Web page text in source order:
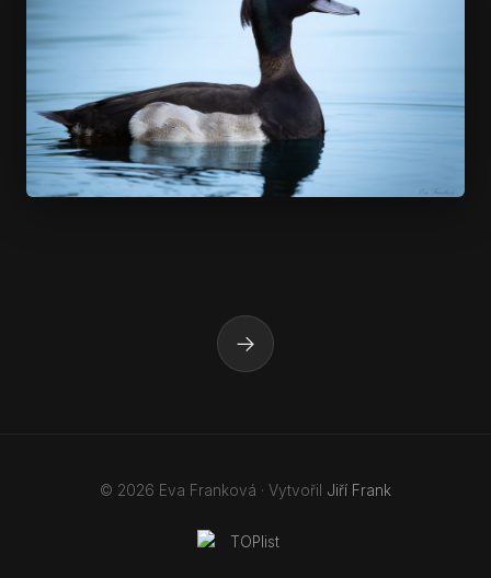
→
© 2026 Eva Franková · Vytvořil Jiří Frank